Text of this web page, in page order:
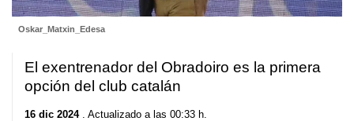
Oskar_Matxin_Edesa
El exentrenador del Obradoiro es la primera
opción del club catalán
16 dic 2024. Actualizado a las 00:33 h.